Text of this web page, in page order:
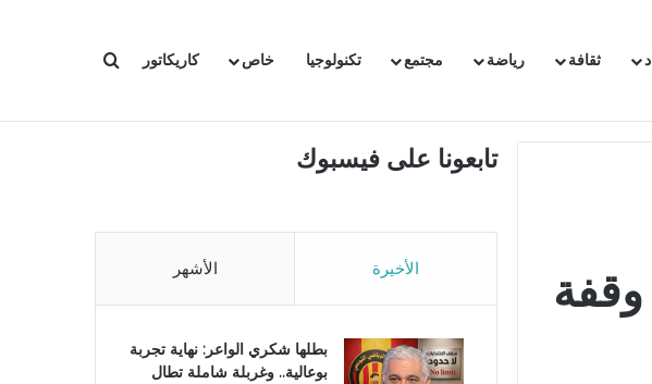
ثقافة رياضة مجتمع تكنولوجيا خاص كاريكاتور بحث عن
!!
تابعونا على فيسبوك
الأخيرة الأشهر
بطلها شكري الواعر: نهاية تجربة
بوعالية.. وغربلة شاملة تطال